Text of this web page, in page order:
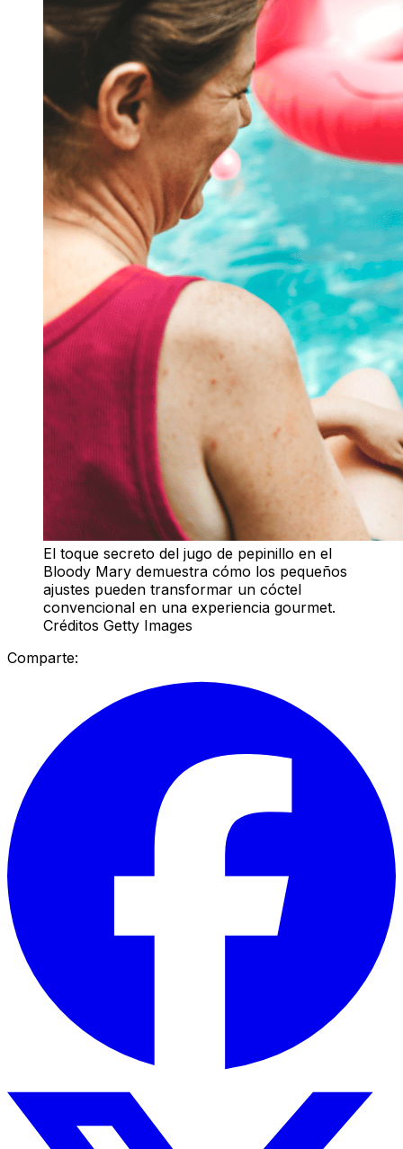
El toque secreto del jugo de pepinillo en el
Bloody Mary demuestra cómo los pequeños
ajustes pueden transformar un cóctel
convencional en una experiencia gourmet.
Créditos Getty Images
Comparte: